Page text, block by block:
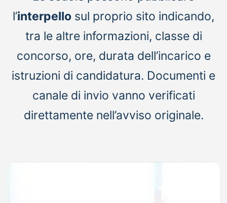
l’interpello sul proprio sito indicando,
tra le altre informazioni, classe di
concorso, ore, durata dell’incarico e
istruzioni di candidatura. Documenti e
canale di invio vanno verificati
direttamente nell’avviso originale.